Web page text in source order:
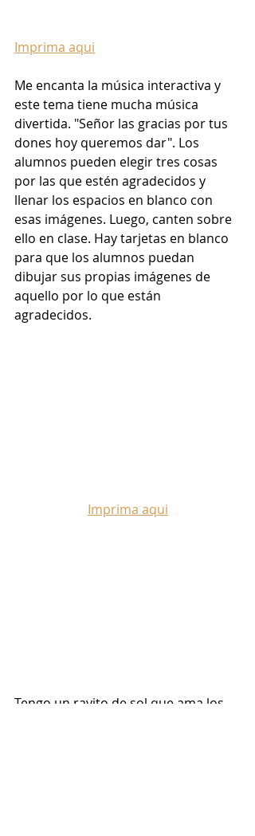
Imprima aqui
Me encanta la música interactiva y
este tema tiene mucha música
divertida. "Señor las gracias por tus
dones hoy queremos dar". Los
alumnos pueden elegir tres cosas
por las que estén agradecidos y
llenar los espacios en blanco con
esas imágenes. Luego, canten sobre
ello en clase. Hay tarjetas en blanco
para que los alumnos puedan
dibujar sus propias imágenes de
aquello por lo que están
agradecidos.
Imprima aqui
Tengo un rayito de sol que ama los